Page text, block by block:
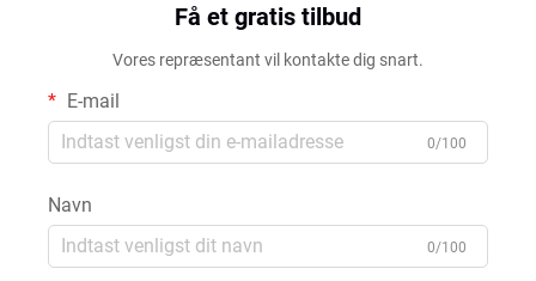
Få et gratis tilbud
Vores repræsentant vil kontakte dig snart.
E-mail
0/100
Navn
0/100